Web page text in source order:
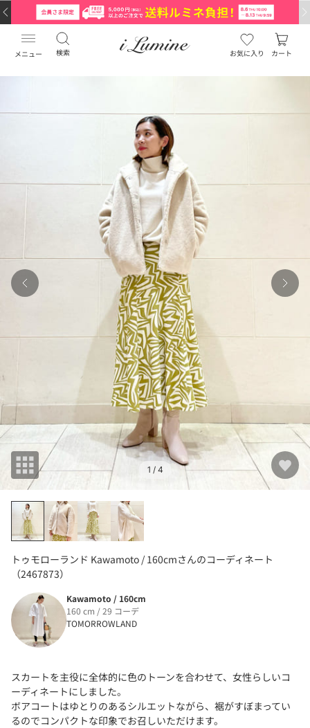
メニュー 検索 お気に入り カート
1 / 4
トゥモローランド Kawamoto / 160cmさんのコーディネート
（2467873）
Kawamoto / 160cm
160 cm / 29 コーデ
TOMORROWLAND
スカートを主役に全体的に色のトーンを合わせて、女性らしいコ
ーディネートにしました。
ボアコートはゆとりのあるシルエットながら、裾がすぼまってい
るのでコンパクトな印象でお召しいただけます。